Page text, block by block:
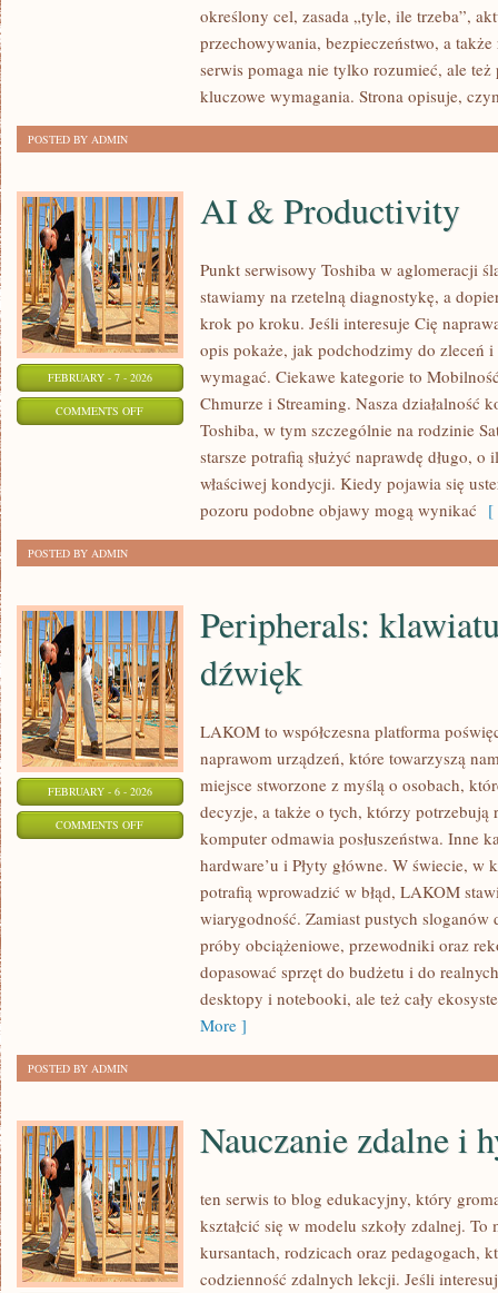
określony cel, zasada „tyle, ile trzeba”,
przechowywania, bezpieczeństwo, a
serwis pomaga nie tylko rozumieć, ale też
kluczowe wymagania. Strona opisuje,
POSTED BY ADMIN
FEBRUARY - 7 - 2026
COMMENTS OFFON
PRODUCTIVITY
AI & Productivity
Punkt serwisowy Toshiba w aglomeracji
stawiamy na rzetelną diagnostykę, a
krok po kroku. Jeśli interesuje Cię
opis pokaże, jak podchodzimy do zleceń i
wymagać. Ciekawe kategorie to
Chmurze i Streaming. Nasza działalność
Toshiba, w tym szczególnie na rodzinie
starsze potrafią służyć naprawdę długo, o
właściwej kondycji. Kiedy pojawia się
pozoru podobne objawy mogą wynikać [
POSTED BY ADMIN
FEBRUARY - 6 - 2026
COMMENTS OFFON
Peripherals:
dźwięk
LAKOM to współczesna platforma
naprawom urządzeń, które towarzyszą
miejsce stworzone z myślą o osobach,
decyzje, a także o tych, którzy potrzebują
komputer odmawia posłuszeństwa. Inne
hardware’u i Płyty główne. W świecie,
potrafią wprowadzić w błąd, LAKOM
wiarygodność. Zamiast pustych sloganów
próby obciążeniowe, przewodniki oraz
dopasować sprzęt do budżetu i do
desktopy i notebooki, ale też cały
More ]
POSTED BY ADMIN
Nauczanie zdalne i
ten serwis to blog edukacyjny, który
kształcić się w modelu szkoły zdalnej.
kursantach, rodzicach oraz pedagogach,
codzienność zdalnych lekcji. Jeśli